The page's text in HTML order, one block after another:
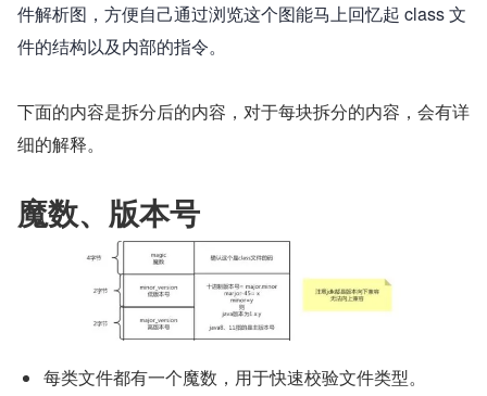
件解析图，方便自己通过浏览这个图能马上回忆起 class 文
件的结构以及内部的指令。
下面的内容是拆分后的内容，对于每块拆分的内容，会有详
细的解释。
魔数、版本号
每类文件都有一个魔数，用于快速校验文件类型。